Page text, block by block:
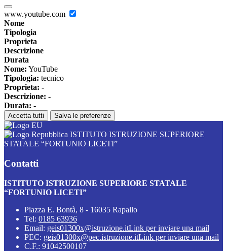
www.youtube.com
Nome
Tipologia
Proprieta
Descrizione
Durata
Nome: YouTube
Tipologia: tecnico
Proprieta: -
Descrizione: -
Durata: -
Accetta tutti Salva le preferenze
ISTITUTO ISTRUZIONE SUPERIORE
STATALE “FORTUNIO LICETI”
Contatti
ISTITUTO ISTRUZIONE SUPERIORE STATALE
“FORTUNIO LICETI”
Piazza E. Bontà, 8 - 16035 Rapallo
Tel: 0185 63936
Email: geis01300x@istruzione.itLink per inviare una mail
PEC: geis01300x@pec.istruzione.itLink per inviare una mail
C.F.: 91042500107